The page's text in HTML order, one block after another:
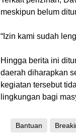
meskipun belum
‎“Izin kami sudah
‎Hingga berita ini
daerah diharapkan
kegiatan tersebut
lingkungan bagi
Bantuan